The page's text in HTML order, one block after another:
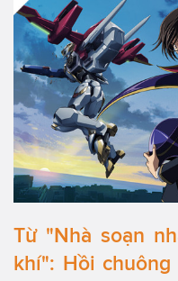
Từ "Nhà soạn
khí": Hồi